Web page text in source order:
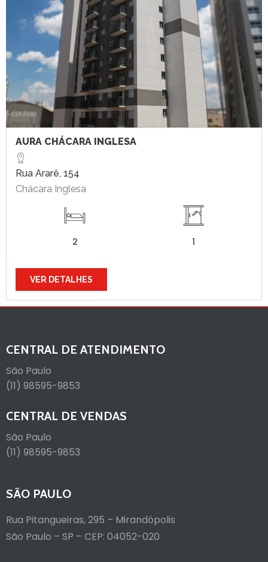
AURA CHÁCARA INGLESA
Rua Ararê, 154
Chácara Inglesa
2 1
VER DETALHES
CENTRAL DE ATENDIMENTO
São Paulo
(11) 98595-9853
CENTRAL DE VENDAS
São Paulo
(11) 98595-9853
SÃO PAULO
Rua Pitangueiras, 295 – Mirandópolis
São Paulo – SP – CEP: 04052-020